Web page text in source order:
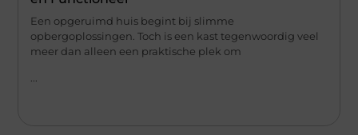
Een opgeruimd huis begint bij slimme
opbergoplossingen. Toch is een kast tegenwoordig veel
meer dan alleen een praktische plek om
...